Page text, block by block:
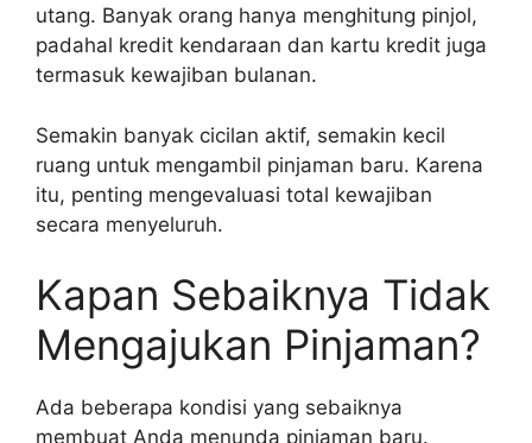
utang. Banyak orang hanya menghitung pinjol,
padahal kredit kendaraan dan kartu kredit juga
termasuk kewajiban bulanan.
Semakin banyak cicilan aktif, semakin kecil
ruang untuk mengambil pinjaman baru. Karena
itu, penting mengevaluasi total kewajiban
secara menyeluruh.
Kapan Sebaiknya Tidak
Mengajukan Pinjaman?
Ada beberapa kondisi yang sebaiknya
membuat Anda menunda pinjaman baru.